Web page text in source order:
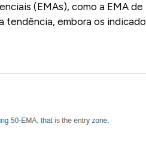
(EMAs), como a EMA
tendência, embora os